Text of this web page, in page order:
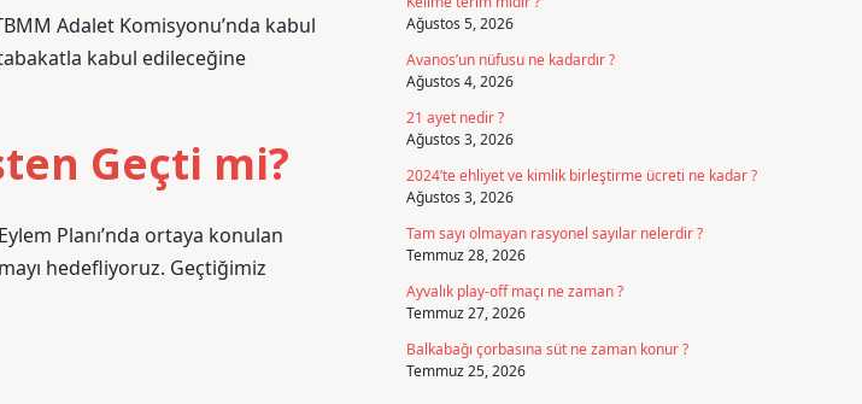
Adalet Komisyonu’nda kabul
kabul edileceğine
Geçti mi?
Planı’nda ortaya konulan
hedefliyoruz. Geçtiğimiz
Ağustos 5, 2026
Avanos’un nüfusu ne kadardır ?
Ağustos 4, 2026
21 ayet nedir ?
Ağustos 3, 2026
2024’te ehliyet ve kimlik birleştirme ücreti ne kadar ?
Ağustos 3, 2026
Tam sayı olmayan rasyonel sayılar nelerdir ?
Temmuz 28, 2026
Ayvalık play-off maçı ne zaman ?
Temmuz 27, 2026
Balkabağı çorbasına süt ne zaman konur ?
Temmuz 25, 2026